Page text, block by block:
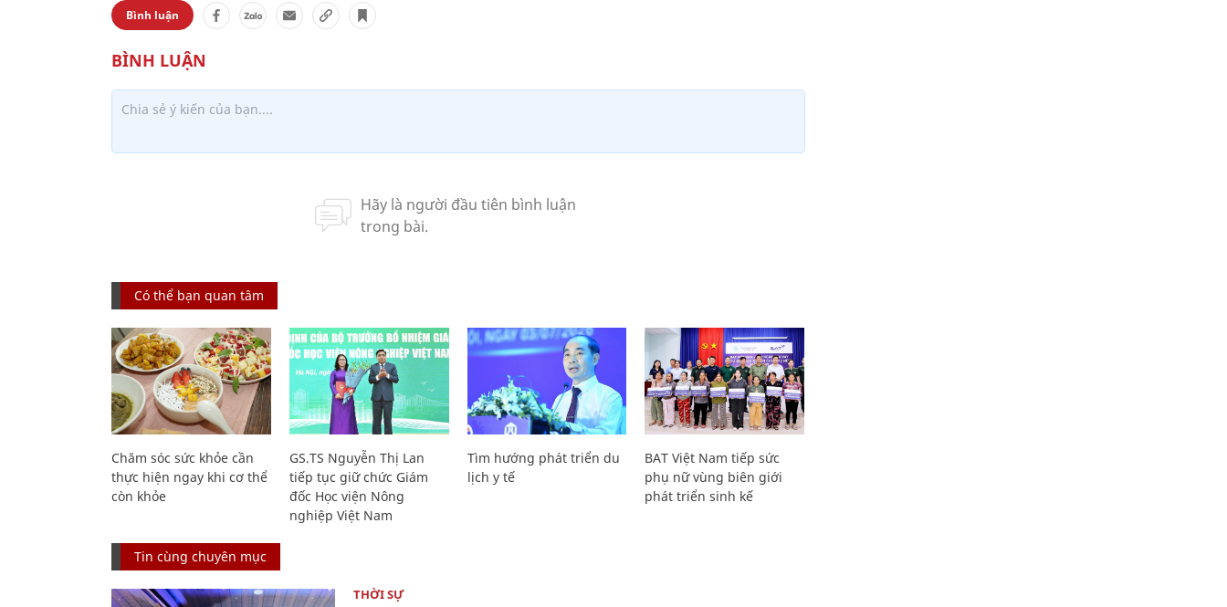
Bình luận
Có thể bạn quan tâm
Chăm sóc sức khỏe cần
thực hiện ngay khi cơ thể
còn khỏe
GS.TS Nguyễn Thị Lan
tiếp tục giữ chức Giám
đốc Học viện Nông
nghiệp Việt Nam
Tìm hướng phát triển du
lịch y tế
BAT Việt Nam tiếp sức
phụ nữ vùng biên giới
phát triển sinh kế
Tin cùng chuyên mục
THỜI SỰ